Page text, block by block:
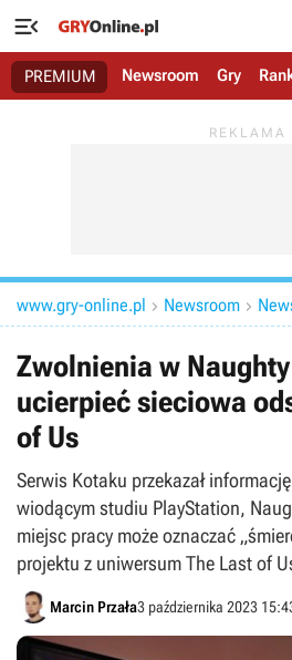

PREMIUM Newsroom Gry
www.gry-online.pl  Newsroom 
Zwolnienia w Naughty
ucierpieć sieciowa
of Us
Serwis Kotaku przekazał
wiodącym studiu PlayStation,
miejsc pracy może oznaczać
projektu z uniwersum The Last of
Marcin Przała3 października 2023